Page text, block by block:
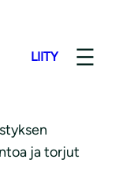
LIITY
ja torjut